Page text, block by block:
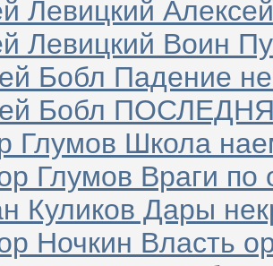
Левицкий
Левицкий Воин
Бобл Падение
Бобл
Глумов Школа
Глумов Враги по
Куликов Дары
Ночкин Власть